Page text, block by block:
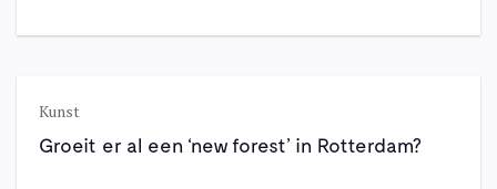
Kunst
Groeit er al een ‘new forest’ in Rotterdam?